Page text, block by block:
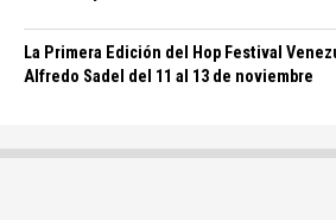
La Primera Edición del Hop Festival
Alfredo Sadel del 11 al 13 de noviembre